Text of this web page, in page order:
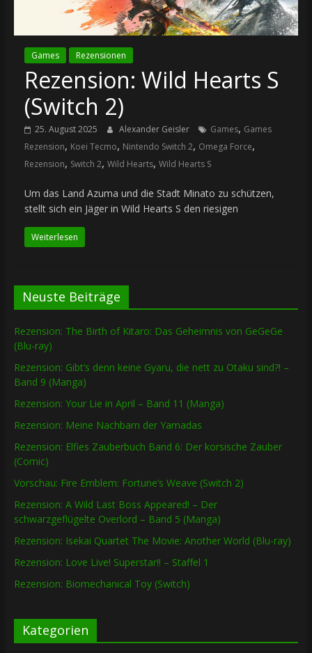
Games Rezensionen
Rezension: Wild Hearts S
(Switch 2)
25. August 2025 Alexander Geisler Games, Games
Rezension, Koei Tecmo, Nintendo Switch 2, Omega Force,
Rezension, Switch 2, Wild Hearts, Wild Hearts S
Um das Land Azuma und die Stadt Minato zu schützen,
stellt sich ein Jäger in Wild Hearts S den riesigen
Weiterlesen
Neuste Beiträge
Rezension: The Birth of Kitaro: Das Geheimnis von GeGeGe
(Blu-ray)
Rezension: Gibt’s denn keine Gyaru, die nett zu Otaku sind?! –
Band 9 (Manga)
Rezension: Your Lie in April – Band 11 (Manga)
Rezension: Meine Nachbarn der Yamadas
Rezension: Elfies Zauberbuch Band 6: Der korsische Zauber
(Comic)
Vorschau: Fire Emblem: Fortune’s Weave (Switch 2)
Rezension: A Wild Last Boss Appeared! – Der
schwarzgeflügelte Overlord – Band 5 (Manga)
Rezension: Isekai Quartet The Movie: Another World (Blu-ray)
Rezension: Love Live! Superstar!! – Staffel 1
Rezension: Biomechanical Toy (Switch)
Kategorien